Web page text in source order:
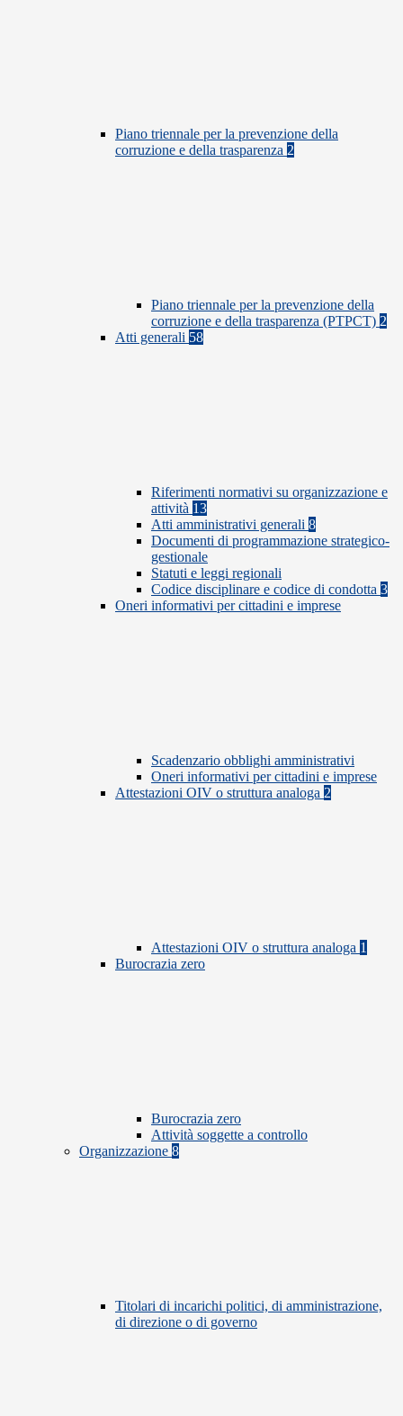
Piano triennale per la prevenzione della
corruzione e della trasparenza 2
Piano triennale per la prevenzione della
corruzione e della trasparenza (PTPCT) 2
Atti generali 58
Riferimenti normativi su organizzazione e
attività 13
Atti amministrativi generali 8
Documenti di programmazione strategico-
gestionale
Statuti e leggi regionali
Codice disciplinare e codice di condotta 3
Oneri informativi per cittadini e imprese
Scadenzario obblighi amministrativi
Oneri informativi per cittadini e imprese
Attestazioni OIV o struttura analoga 2
Attestazioni OIV o struttura analoga 1
Burocrazia zero
Burocrazia zero
Attività soggette a controllo
Organizzazione 8
Titolari di incarichi politici, di amministrazione,
di direzione o di governo